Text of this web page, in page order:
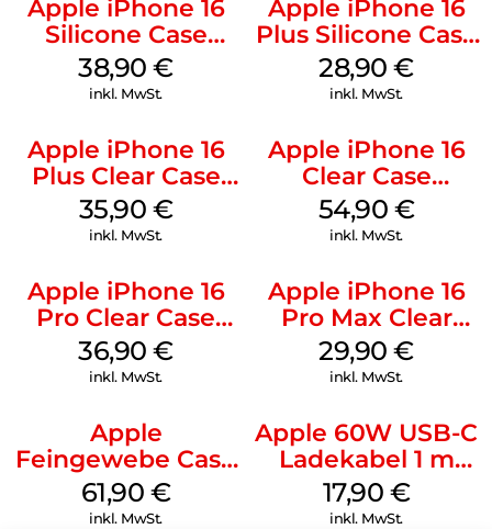
Apple iPhone 16
Silicone Case
MagSafe
Ultramarine
38,90€
inkl. MwSt.
Apple iPhone 16
Plus Silicone Case
MagSafe Black
28,90€
inkl. MwSt.
Apple iPhone 16
Plus Clear Case
MagSafe
Transparent
35,90 €
inkl. MwSt.
Apple iPhone 16
Clear Case
MagSafe
Transparent
54,90 €
inkl. MwSt.
Apple iPhone 16
Pro Clear Case
MagSafe
Transparent
36,90€
inkl. MwSt.
Apple iPhone 16
Pro Max Clear
Case MagSafe
Transparent
29,90€
inkl. MwSt.
Apple
Feingewebe Case
iPhone 15 Pro
MagSafe Schwarz
61,90 €
inkl. MwSt.
Apple 60W USB-C
Ladekabel 1 m
Weiß
17,90 €
inkl. MwSt.